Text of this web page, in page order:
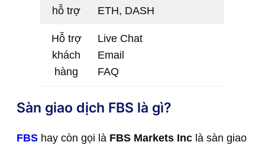
hỗ trợ ETH, DASH
Hỗ trợ
khách
hàng
Live Chat
Email
FAQ
Sàn giao dịch FBS là gì?
FBS hay còn gọi là FBS Markets Inc là sàn giao